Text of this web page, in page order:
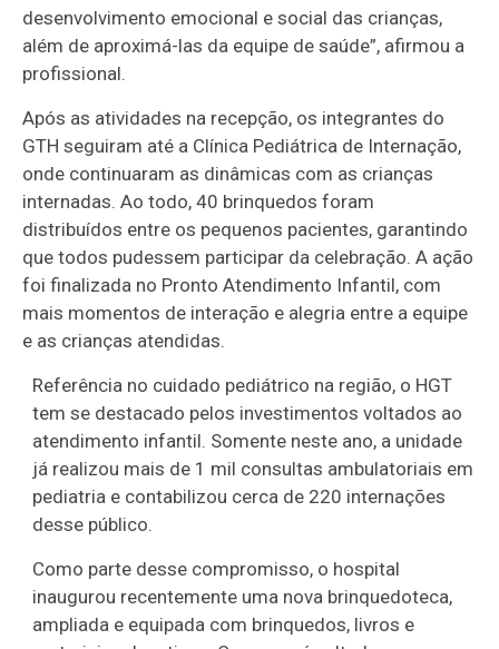
desenvolvimento emocional e social das crianças,
além de aproximá-las da equipe de saúde”, afirmou a
profissional.
Após as atividades na recepção, os integrantes do
GTH seguiram até a Clínica Pediátrica de Internação,
onde continuaram as dinâmicas com as crianças
internadas. Ao todo, 40 brinquedos foram
distribuídos entre os pequenos pacientes, garantindo
que todos pudessem participar da celebração. A ação
foi finalizada no Pronto Atendimento Infantil, com
mais momentos de interação e alegria entre a equipe
e as crianças atendidas.
Amorim,
que
acompanha
o
tratamento
da filha
Cecília
Amorim, de
Referência no cuidado pediátrico na região, o HGT
tem se destacado pelos investimentos voltados ao
atendimento infantil. Somente neste ano, a unidade
já realizou mais de 1 mil consultas ambulatoriais em
pediatria e contabilizou cerca de 220 internações
desse público.
Como parte desse compromisso, o hospital
inaugurou recentemente uma nova brinquedoteca,
ampliada e equipada com brinquedos, livros e